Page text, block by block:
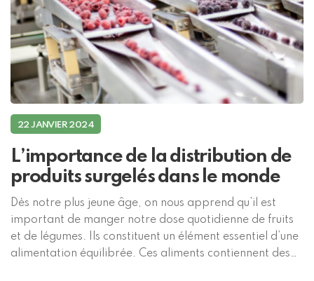
22 JANVIER 2024
L’importance de la distribution de
produits surgelés dans le monde
Dès notre plus jeune âge, on nous apprend qu’il est
important de manger notre dose quotidienne de fruits
et de légumes. Ils constituent un élément essentiel d’une
alimentation équilibrée. Ces aliments contiennent des